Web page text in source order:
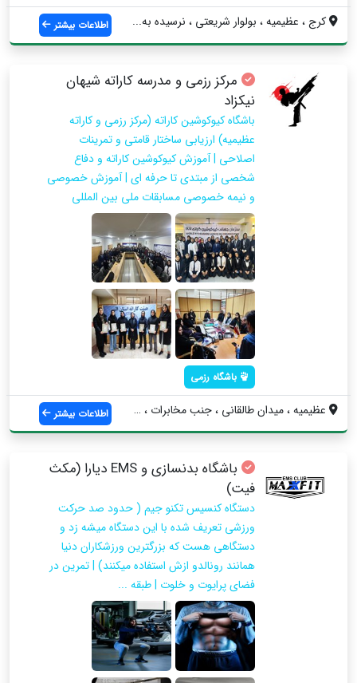
کرج ، عظیمیه ، بولوار شریعتی ، نرسیده به... اطلاعات بیشتر
مرکز رزمی و مدرسه کاراته شیهان
نیکزاد
باشگاه کیوکوشین کاراته (مرکز رزمی و کاراته
عظیمیه) ارزیابی ساختار قامتی و تمرینات
اصلاحی | آموزش کیوکوشین کاراته و دفاع
شخصی از مبتدی تا حرفه ای | آموزش خصوصی
و نیمه خصوصی مسابقات ملی بین المللی
باشگاه رزمی
عظیمیه ، میدان طالقانی ، جنب مخابرات ، ب... اطلاعات بیشتر
باشگاه بدنسازی و EMS دیارا (مکث
فیت)
دستگاه کنسیس تکنو جیم ( حدود صد حرکت
ورزشی تعریف شده با این دستگاه میشه زد و
دستگاهی هست که بزرگترین ورزشکاران دنیا
همانند رونالدو ازش استفاده میکنند) | تمرین در
فضای پرایوت و خلوت | طبقه ...